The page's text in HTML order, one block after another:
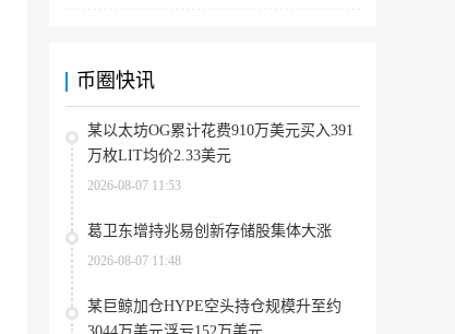
币圈快讯
某以太坊OG累计花费910万美元买入391
万枚LIT均价2.33美元
2026-08-07 11:53
葛卫东增持兆易创新存储股集体大涨
2026-08-07 11:48
某巨鲸加仓HYPE空头持仓规模升至约